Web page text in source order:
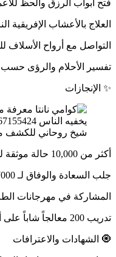
فتح أبواب الرزق والحظ
العلاج بالأعشاب الإفريقية
التواصل مع أرواح الأسلاف
تفسير الأحلام والرؤى
✨ الإنجازات
شيخ روحاني للكشف
أكثر من 10,000 حالة موثقة للشفاء من السحر والحسد.
جلب السعادة والوفاق لـ 7000 زوج وزوجة.
المشاركة في مهرجانات
تدريب 200 معالجاً شاباً على أسرار الطاقة الإفريقية.
🧿 الشهادات والاعترافات